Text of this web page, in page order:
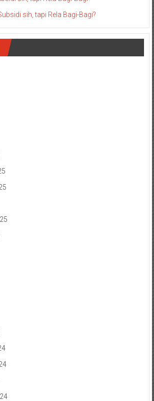
sih, tapi Rela Bagi-Bagi?